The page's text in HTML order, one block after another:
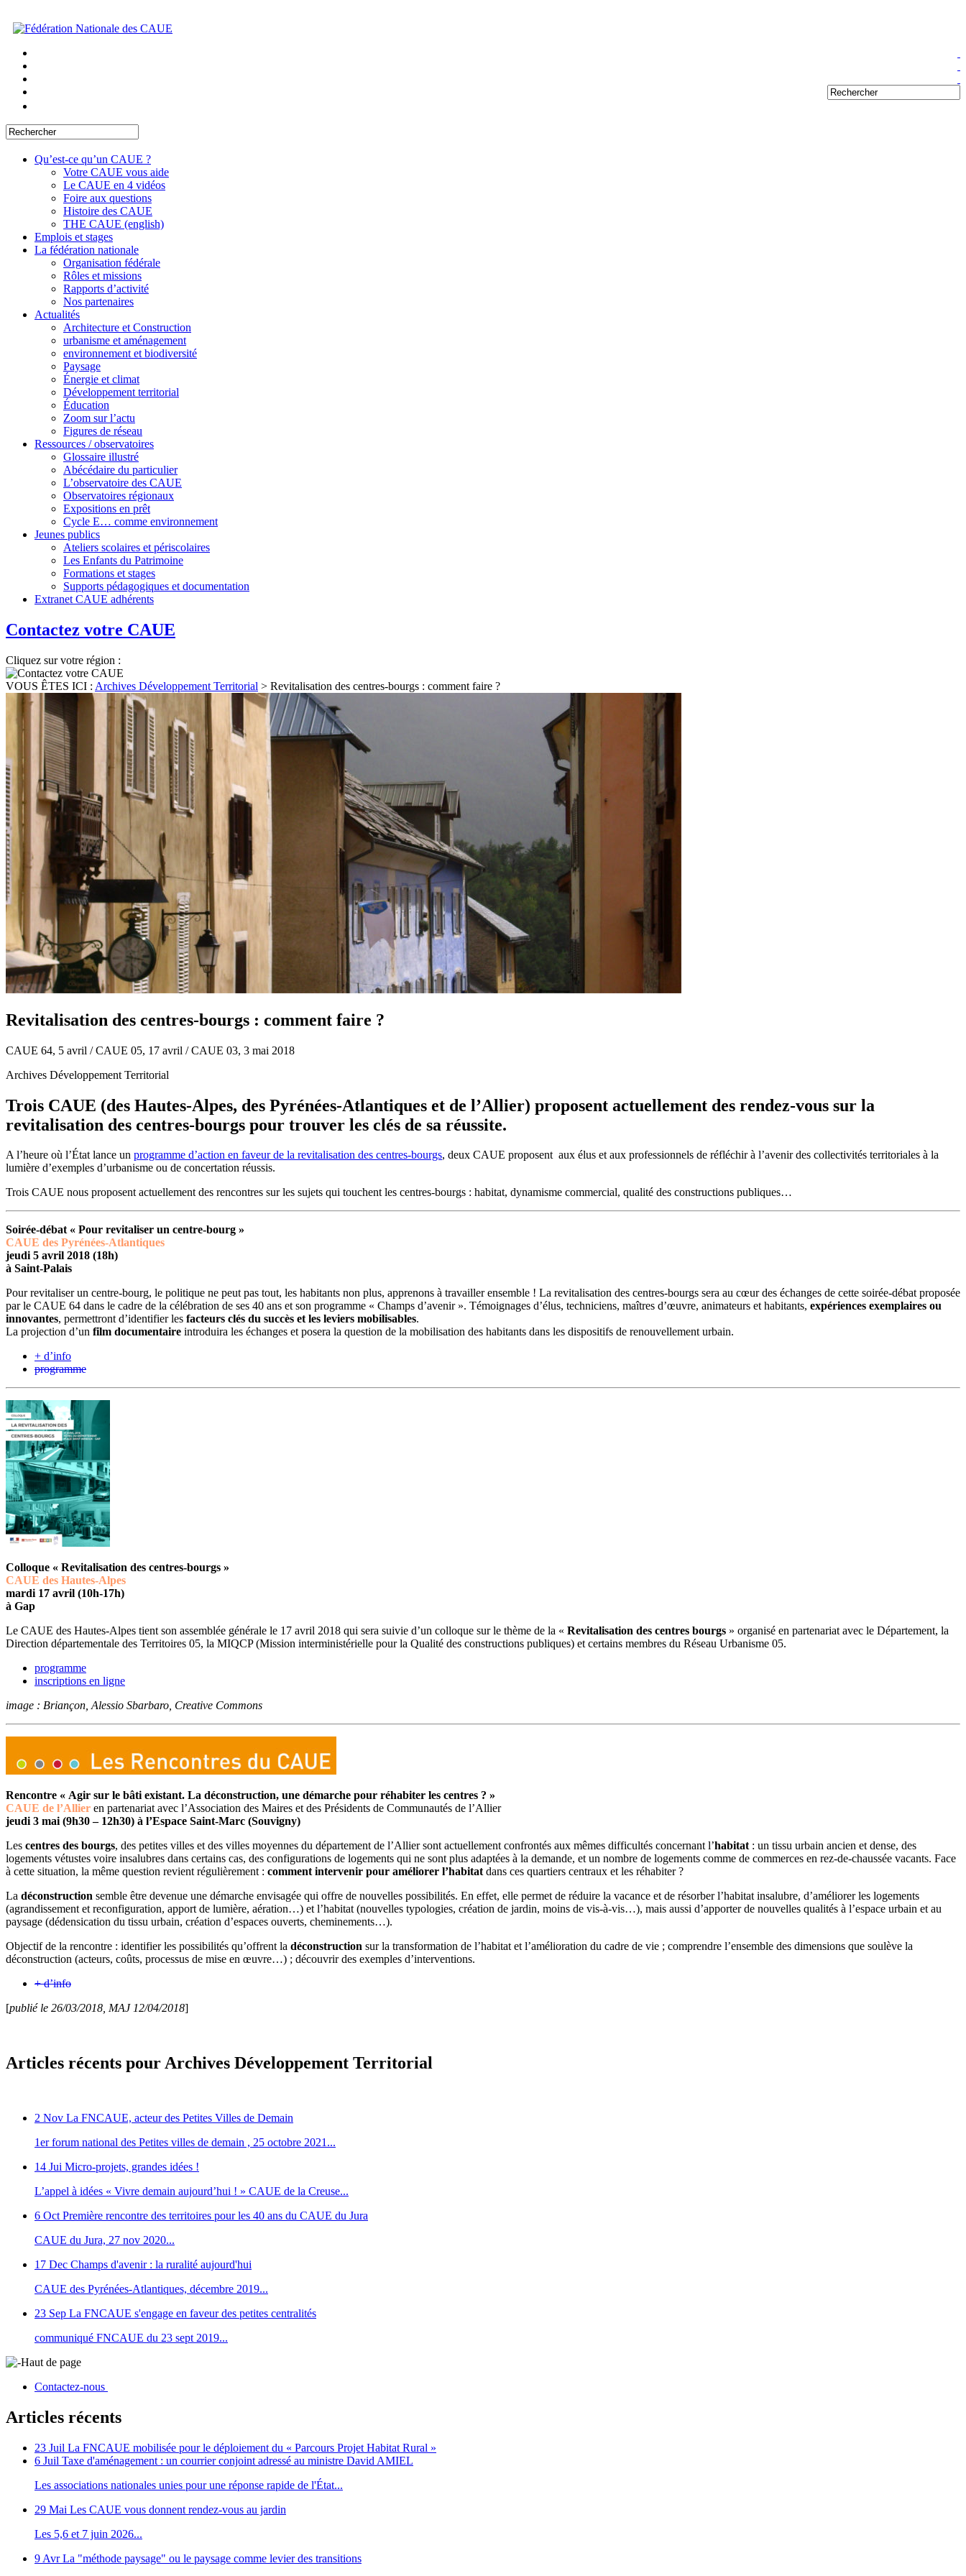
Qu’est-ce qu’un CAUE ?
Votre CAUE vous aide
Le CAUE en 4 vidéos
Foire aux questions
Histoire des CAUE
THE CAUE (english)
Emplois et stages
La fédération nationale
Organisation fédérale
Rôles et missions
Rapports d’activité
Nos partenaires
Actualités
Architecture et Construction
urbanisme et aménagement
environnement et biodiversité
Paysage
Énergie et climat
Développement territorial
Éducation
Zoom sur l’actu
Figures de réseau
Ressources / observatoires
Glossaire illustré
Abécédaire du particulier
L’observatoire des CAUE
Observatoires régionaux
Expositions en prêt
Cycle E… comme environnement
Jeunes publics
Ateliers scolaires et périscolaires
Les Enfants du Patrimoine
Formations et stages
Supports pédagogiques et documentation
Extranet CAUE adhérents
Contactez votre CAUE
Cliquez sur votre région :
VOUS ÊTES ICI : Archives Développement Territorial > Revitalisation des centres-bourgs : comment faire ?
Revitalisation des centres-bourgs : comment faire ?
CAUE 64, 5 avril / CAUE 05, 17 avril / CAUE 03, 3 mai 2018
Archives Développement Territorial
Trois CAUE (des Hautes-Alpes, des Pyrénées-Atlantiques et de l’Allier) proposent actuellement des rendez-vous sur la
revitalisation des centres-bourgs pour trouver les clés de sa réussite.
A l’heure où l’État lance un programme d’action en faveur de la revitalisation des centres-bourgs, deux CAUE proposent aux élus et aux professionnels de réfléchir à l’avenir des collectivités territoriales à la
lumière d’exemples d’urbanisme ou de concertation réussis.
Trois CAUE nous proposent actuellement des rencontres sur les sujets qui touchent les centres-bourgs : habitat, dynamisme commercial, qualité des constructions publiques…
Soirée-débat « Pour revitaliser un centre-bourg »
CAUE des Pyrénées-Atlantiques
jeudi 5 avril 2018 (18h)
à Saint-Palais
Pour revitaliser un centre-bourg, le politique ne peut pas tout, les habitants non plus, apprenons à travailler ensemble ! La revitalisation des centres-bourgs sera au cœur des échanges de cette soirée-débat proposée
par le CAUE 64 dans le cadre de la célébration de ses 40 ans et son programme « Champs d’avenir ». Témoignages d’élus, techniciens, maîtres d’œuvre, animateurs et habitants, expériences exemplaires ou
innovantes, permettront d’identifier les facteurs clés du succès et les leviers mobilisables.
La projection d’un film documentaire introduira les échanges et posera la question de la mobilisation des habitants dans les dispositifs de renouvellement urbain.
+ d’info
programme
Colloque « Revitalisation des centres-bourgs »
CAUE des Hautes-Alpes
mardi 17 avril (10h-17h)
à Gap
Le CAUE des Hautes-Alpes tient son assemblée générale le 17 avril 2018 qui sera suivie d’un colloque sur le thème de la « Revitalisation des centres bourgs » organisé en partenariat avec le Département, la
Direction départementale des Territoires 05, la MIQCP (Mission interministérielle pour la Qualité des constructions publiques) et certains membres du Réseau Urbanisme 05.
programme
inscriptions en ligne
image : Briançon, Alessio Sbarbaro, Creative Commons
Rencontre « Agir sur le bâti existant. La déconstruction, une démarche pour réhabiter les centres ? »
CAUE de l’Allier en partenariat avec l’Association des Maires et des Présidents de Communautés de l’Allier
jeudi 3 mai (9h30 – 12h30) à l’Espace Saint-Marc (Souvigny)
Les centres des bourgs, des petites villes et des villes moyennes du département de l’Allier sont actuellement confrontés aux mêmes difficultés concernant l’habitat: un tissu urbain ancien et dense, des
logements vétustes voire insalubres dans certains cas, des configurations de logements qui ne sont plus adaptées à la demande, et un nombre de logements comme de commerces en rez-de-chaussée vacants. Face
à cette situation, la même question revient régulièrement : comment intervenir pour améliorer l’habitatdans ces quartiers centraux et les réhabiter ?
La déconstruction semble être devenue une démarche envisagée qui offre de nouvelles possibilités. En effet, elle permet de réduire la vacance et de résorber l’habitat insalubre, d’améliorer les logements
(agrandissement et reconfiguration, apport de lumière, aération…) et l’habitat (nouvelles typologies, création de jardin, moins de vis-à-vis…), mais aussi d’apporter de nouvelles qualités à l’espace urbain et au
paysage (dédensication du tissu urbain, création d’espaces ouverts, cheminements…).
Objectif de la rencontre : identifier les possibilités qu’offrent la déconstruction sur la transformation de l’habitat et l’amélioration du cadre de vie ; comprendre l’ensemble des dimensions que soulève la
déconstruction (acteurs, coûts, processus de mise en œuvre…) ; découvrir des exemples d’interventions.
+ d’info
[publié le 26/03/2018, MAJ 12/04/2018]
Articles récents pour Archives Développement Territorial
2 Nov La FNCAUE, acteur des Petites Villes de Demain
1er forum national des Petites villes de demain , 25 octobre 2021...
14 Jui Micro-projets, grandes idées !
L’appel à idées « Vivre demain aujourd’hui ! » CAUE de la Creuse...
6 Oct Première rencontre des territoires pour les 40 ans du CAUE du Jura
CAUE du Jura, 27 nov 2020...
17 Dec Champs d'avenir : la ruralité aujourd'hui
CAUE des Pyrénées-Atlantiques, décembre 2019...
23 Sep La FNCAUE s'engage en faveur des petites centralités
communiqué FNCAUE du 23 sept 2019...
Haut de page
Contactez-nous
Articles récents
23 Juil La FNCAUE mobilisée pour le déploiement du « Parcours Projet Habitat Rural »
6 Juil Taxe d'aménagement : un courrier conjoint adressé au ministre David AMIEL
Les associations nationales unies pour une réponse rapide de l'État...
29 Mai Les CAUE vous donnent rendez-vous au jardin
Les 5,6 et 7 juin 2026...
9 Avr La "méthode paysage" ou le paysage comme levier des transitions